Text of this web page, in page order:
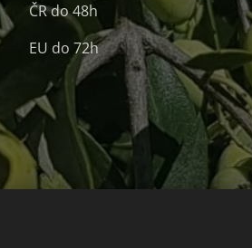
ČR do 48h
EU do 72h